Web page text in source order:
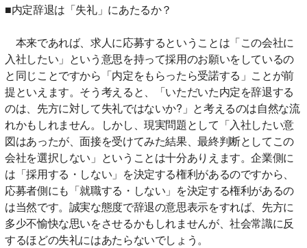
■内定辞退は「失礼」にあたるか？
本来であれば、求人に応募するということは「この会社に
入社したい」という意思を持って採用のお願いをしているの
と同じことですから「内定をもらったら受諾する」ことが前
提といえます。そう考えると、「いただいた内定を辞退する
のは、先方に対して失礼ではないか?」と考えるのは自然な流
れかもしれません。しかし、現実問題として「入社したい意
図はあったが、面接を受けてみた結果、最終判断としてこの
会社を選択しない」ということは十分ありえます。企業側に
は「採用する・しない」を決定する権利があるのですから、
応募者側にも「就職する・しない」を決定する権利があるの
は当然です。誠実な態度で辞退の意思表示をすれば、先方に
多少不愉快な思いをさせるかもしれませんが、社会常識に反
するほどの失礼にはあたらないでしょう。